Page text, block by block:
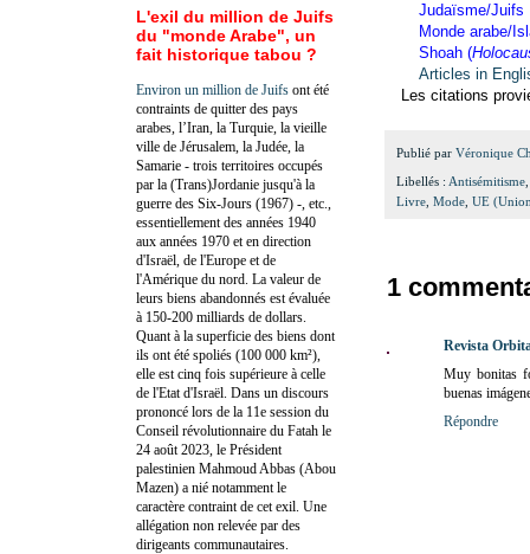
Judaïsme/Juifs
Monde arabe/
Shoah (
Articles in
Les citations
Publié par Véronique
Libellés : Antisémitisme
Livre, Mode, UE
1
Revista
Muy bonitas
buenas
Répondre
L'exil du million de Juifs
du "monde Arabe", un
fait historique tabou ?
Environ un million de Juifs ont été
contraints de quitter des pays
arabes, l’Iran, la Turquie, la vieille
ville de Jérusalem, la Judée, la
Samarie - trois territoires occupés
par la (Trans)Jordanie jusqu'à la
guerre des Six-Jours (1967) -, etc.,
essentiellement des années 1940
aux années 1970 et en direction
d'Israël, de l'Europe et de
l'Amérique du nord. La valeur de
leurs biens abandonnés est évaluée
à 150-200 milliards de dollars.
Quant à la superficie des biens dont
ils ont été spoliés (100 000 km²),
elle est cinq fois supérieure à celle
de l'Etat d'Israël. Dans un discours
prononcé lors de la 11e session du
Conseil révolutionnaire du Fatah le
24 août 2023, le Président
palestinien Mahmoud Abbas (Abou
Mazen) a nié notamment le
caractère contraint de cet exil. Une
allégation non relevée par des
dirigeants communautaires.